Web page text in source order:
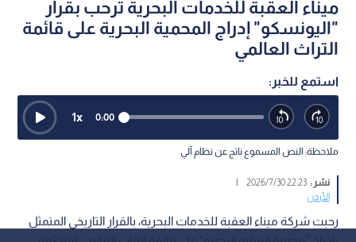
ميناء العقبة للخدمات البحرية ترحب بقرار
"اليونسكو" إدراج المحمية البحرية على قائمة
التراث العالمي
استمع للخبر:
0:00
1x
ملاحظة: النص المسموع ناتج عن نظام آلي
نشر :22:23 2026/7/30
|
الأردن
رحبت شركة ميناء العقبة للخدمات البحرية، بالقرار التاريخي المتمثل